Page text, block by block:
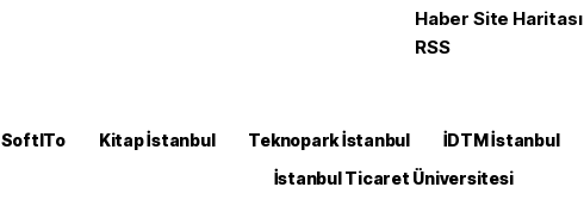
Haber Site Haritası
RSS
SoftITo Kitap İstanbul Teknopark İstanbul İDTM İstanbul
İstanbul Ticaret Üniversitesi